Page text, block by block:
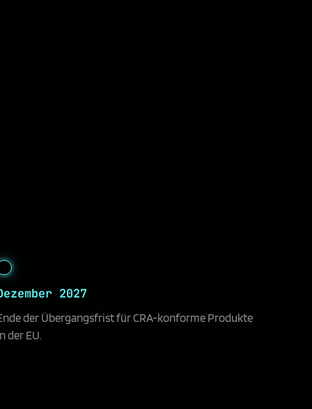
2027
der Übergangsfrist für CRA-konforme Produkte
der EU.